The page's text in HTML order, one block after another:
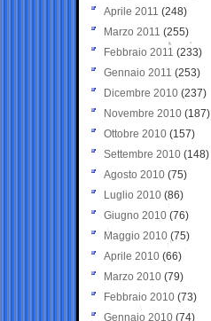
Aprile 2011 (248)
Marzo 2011 (255)
Febbraio 2011 (233)
Gennaio 2011 (253)
Dicembre 2010 (237)
Novembre 2010 (187)
Ottobre 2010 (157)
Settembre 2010 (148)
Agosto 2010 (75)
Luglio 2010 (86)
Giugno 2010 (76)
Maggio 2010 (75)
Aprile 2010 (66)
Marzo 2010 (79)
Febbraio 2010 (73)
Gennaio 2010 (74)